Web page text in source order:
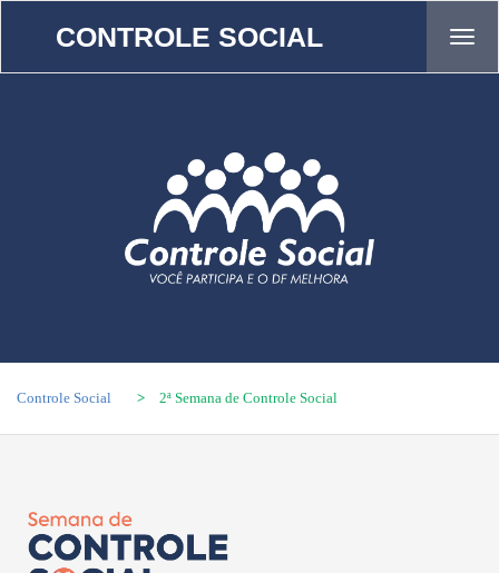
CONTROLE SOCIAL
Controle Social > 2ª Semana de Controle Social